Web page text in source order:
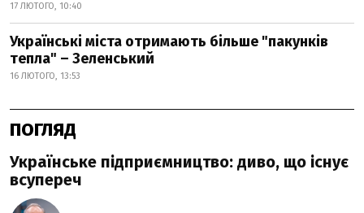
17 ЛЮТОГО, 10:40
Українські міста отримають більше "пакунків
тепла" – Зеленський
16 ЛЮТОГО, 13:53
ПОГЛЯД
Українське підприємництво: диво, що існує
всупереч